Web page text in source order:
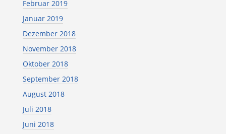
Februar 2019
Januar 2019
Dezember 2018
November 2018
Oktober 2018
September 2018
August 2018
Juli 2018
Juni 2018